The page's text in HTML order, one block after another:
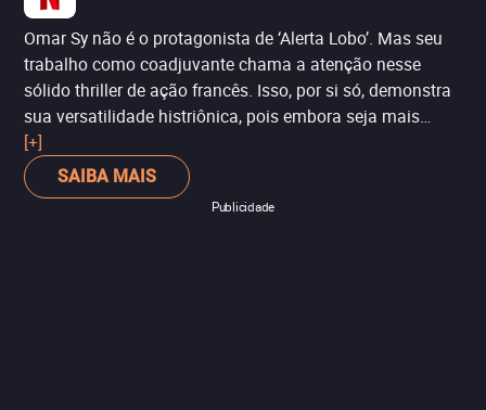
Omar Sy não é o protagonista de ‘Alerta Lobo’. Mas seu
trabalho como coadjuvante chama a atenção nesse
sólido thriller de ação francês. Isso, por si só, demonstra
sua versatilidade histriônica, pois embora seja mais
conhecido por seus papéis cômicos, ele também provou
ser um ator dramático eficaz, neste caso, como o
comandante implacável de um submarino.
[+]
SAIBA MAIS
Publicidade